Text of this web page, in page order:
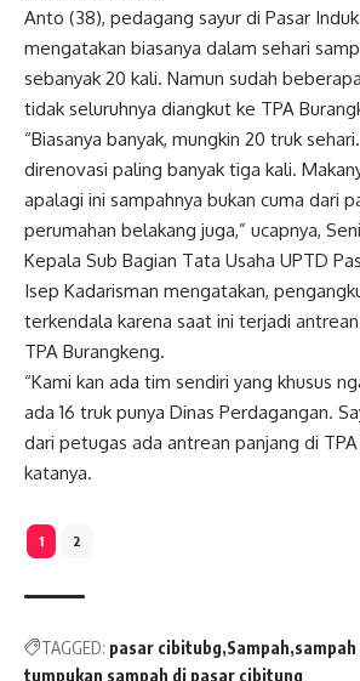
Anto (38), pedagang sayur di Pasar
mengatakan biasanya dalam sehari
sebanyak 20 kali. Namun sudah
tidak seluruhnya diangkut ke TPA
“Biasanya banyak, mungkin 20 truk
direnovasi paling banyak tiga kali.
apalagi ini sampahnya bukan cuma dari
perumahan belakang juga,” ucapnya,
Kepala Sub Bagian Tata Usaha UPTD
Isep Kadarisman mengatakan,
terkendala karena saat ini terjadi
TPA Burangkeng.
“Kami kan ada tim sendiri yang khusus
ada 16 truk punya Dinas Perdagangan.
dari petugas ada antrean panjang di TPA
katanya.
1 2
TAGGED: pasar cibitubg Sampah
tumpukan sampah di pasar cibitung